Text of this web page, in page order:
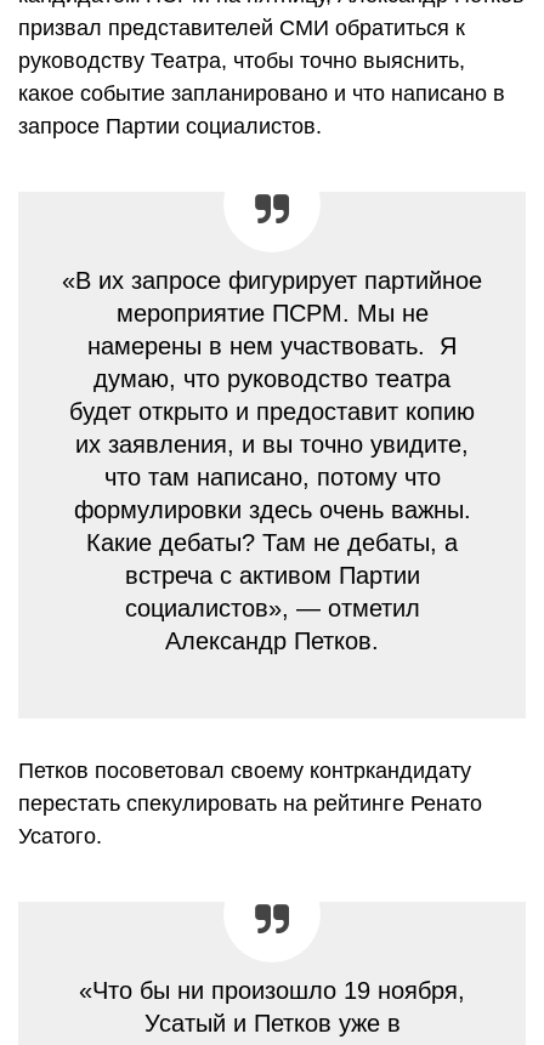
призвал представителей СМИ обратиться к
руководству Театра, чтобы точно выяснить,
какое событие запланировано и что написано в
запросе Партии социалистов.
«В их запросе фигурирует партийное
мероприятие ПСРМ. Мы не
намерены в нем участвовать. Я
думаю, что руководство театра
будет открыто и предоставит копию
их заявления, и вы точно увидите,
что там написано, потому что
формулировки здесь очень важны.
Какие дебаты? Там не дебаты, а
встреча с активом Партии
социалистов», — отметил
Александр Петков.
Петков посоветовал своему контркандидату
перестать спекулировать на рейтинге Ренато
Усатого.
«Что бы ни произошло 19 ноября,
Усатый и Петков уже в